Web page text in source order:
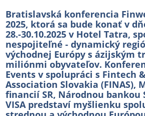
Bratislavská konferencia
2025, ktorá sa bude konať v
28.-30.10.2025 v Hotel Tatra,
nespojiteľné - dynamický
východnej Európy s ázijským
miliónmi obyvateľov.
Events v spolupráci s Fintech
Association Slovakia (FINAS),
financií SR, Národnou bankou
VISA predstaví myšlienku